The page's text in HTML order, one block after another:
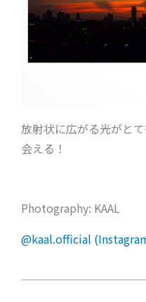
放射状に広がる光がと
会える！
Photography: KAAL
@kaal.official